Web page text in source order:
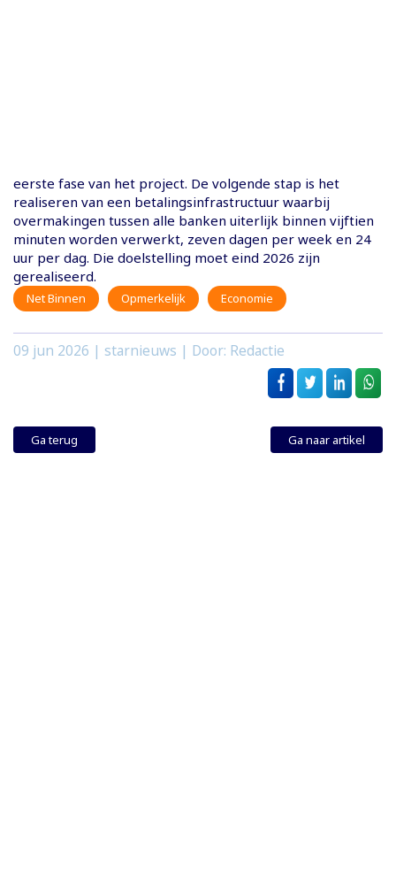
eerste fase van het project. De volgende stap is het
realiseren van een betalingsinfrastructuur waarbij
overmakingen tussen alle banken uiterlijk binnen vijftien
minuten worden verwerkt, zeven dagen per week en 24
uur per dag. Die doelstelling moet eind 2026 zijn
gerealiseerd.
Net Binnen Opmerkelijk Economie
09 jun 2026 | starnieuws | Door: Redactie
Ga terug Ga naar artikel